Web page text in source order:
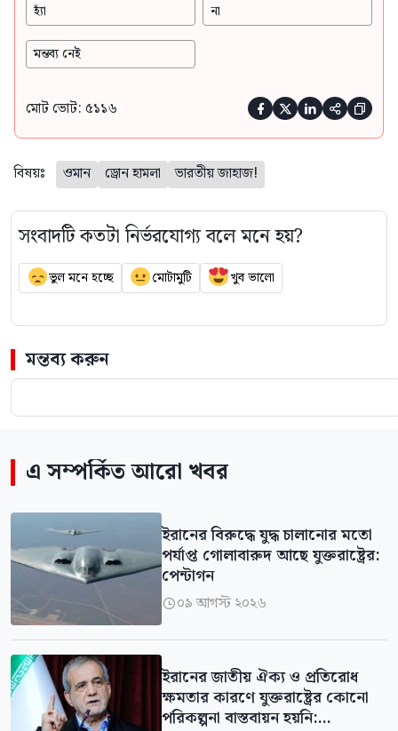
হ্যাঁ না
মন্তব্য নেই
মোট ভোট: ৫১১৬     
বিষয়ঃ ওমান ড্রোন হামলা ভারতীয় জাহাজ!
সংবাদটি কতটা নির্ভরযোগ্য বলে মনে হয়?
ভুল মনে হচ্ছে মোটামুটি খুব ভালো
মন্তব্য করুন
এ সম্পর্কিত আরো খবর
ইরানের বিরুদ্ধে যুদ্ধ চালানোর মতো
পর্যাপ্ত গোলাবারুদ আছে যুক্তরাষ্ট্রের:
পেন্টাগন
০৯ আগস্ট ২০২৬
ইরানের জাতীয় ঐক্য ও প্রতিরোধ
ক্ষমতার কারণে যুক্তরাষ্ট্রের কোনো
পরিকল্পনা বাস্তবায়ন হয়নি: